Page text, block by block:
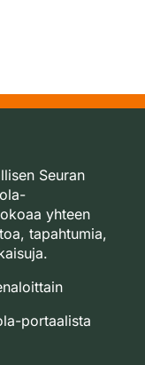
Seuran
yhteen
tapahtumia,
portaalista